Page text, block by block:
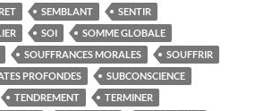
SEMBLANT
SENTIR
SOI
SOMME GLOBALE
SOUFFRANCES MORALES
SOUFFRIR
PROFONDES
SUBCONSCIENCE
TENDREMENT
TERMINER